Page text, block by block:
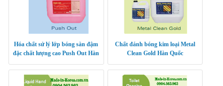
Hóa chất sử lý lớp bóng sàn đậm
đặc chất lượng cao Push Out Hàn
Chất đánh bóng kim loại Metal
Clean Gold Hàn Quốc